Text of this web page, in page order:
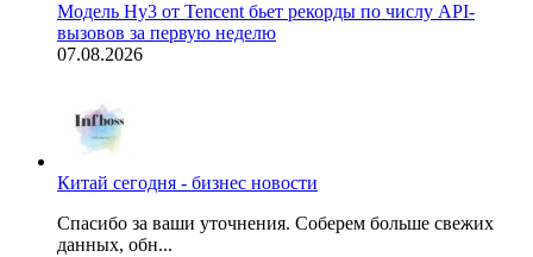
Модель Hy3 от Tencent бьет рекорды по числу API-
вызовов за первую неделю
07.08.2026
Китай сегодня - бизнес новости
Спасибо за ваши уточнения. Соберем больше свежих
данных, обн...